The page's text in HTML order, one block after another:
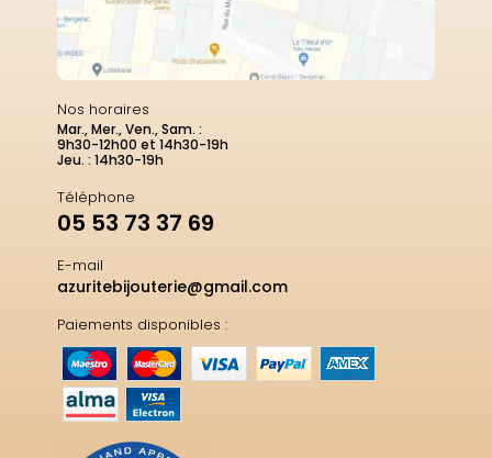
Nos horaires
Mar., Mer., Ven., Sam. :
9h30-12h00 et 14h30-19h
Jeu. : 14h30-19h
Téléphone
05 53 73 37 69
E-mail
azuritebijouterie@gmail.com
Paiements disponibles :